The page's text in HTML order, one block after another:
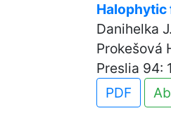
Halophytic
Danihelka
Prokešová
Preslia 94:
PDF